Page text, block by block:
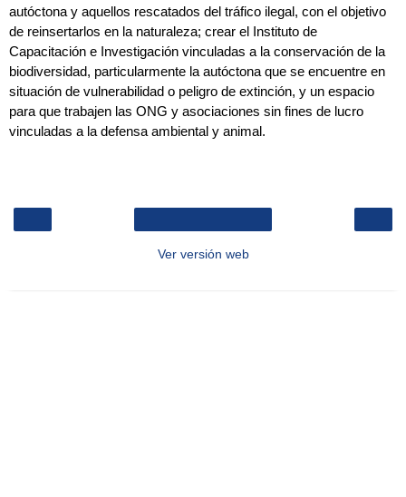
autóctona y aquellos rescatados del tráfico ilegal, con el objetivo
de reinsertarlos en la naturaleza; crear el Instituto de
Capacitación e Investigación vinculadas a la conservación de la
biodiversidad, particularmente la autóctona que se encuentre en
situación de vulnerabilidad o peligro de extinción, y un espacio
para que trabajen las ONG y asociaciones sin fines de lucro
vinculadas a la defensa ambiental y animal.
Ver versión web